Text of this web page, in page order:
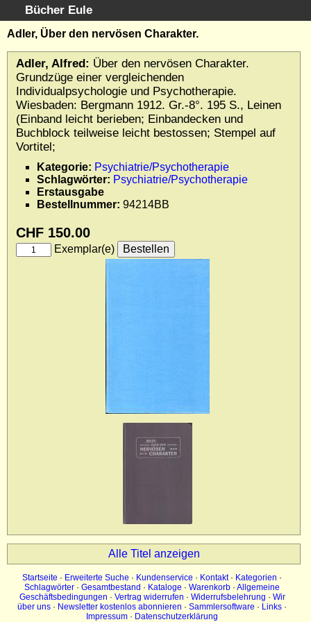
Bücher Eule
Schnellsuche:
Startseite
Erweiterte Suche
Kundenservice
Kontakt
Kategorien
Schlagwörter
Gesamtbestand
Kataloge
Warenkorb
Widerruf
Wir über uns
Adler, Über den nervösen Charakter.
Adler, Alfred: Über den nervösen Charakter.
Grundzüge einer vergleichenden
Individualpsychologie und Psychotherapie.
Wiesbaden: Bergmann 1912. Gr.-8°. 195 S., Leinen
(Einband leicht berieben; Einbandecken und
Buchblock teilweise leicht bestossen; Stempel auf
Vortitel;
Kategorie: Psychiatrie/Psychotherapie
Schlagwörter: Psychiatrie/Psychotherapie
Erstausgabe
Bestellnummer: 94214BB
CHF 150.00
Exemplar(e)
Alle Titel anzeigen
Startseite · Erweiterte Suche · Kundenservice · Kontakt· Kategorien ·
Schlagwörter · Gesamtbestand · Kataloge · Warenkorb · Allgemeine
Geschäftsbedingungen · Vertrag widerrufen · Widerrufsbelehrung · Wir
über uns · Newsletter kostenlos abonnieren · Sammlersoftware · Links ·
Impressum · Datenschutzerklärung